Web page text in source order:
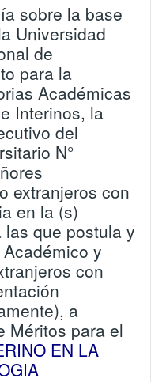
sobre la base
Universidad
de
para la
Académicas
Interinos, la
del
N°
extranjeros con
en la (s)
que postula y
y
con
a
Méritos para el
EN LA